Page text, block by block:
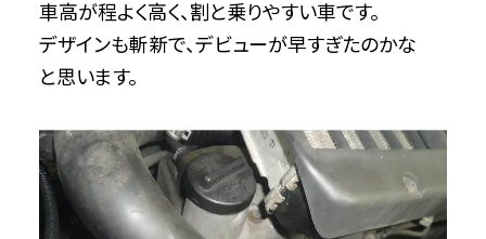
車高が程よく高く、割と乗りやすい車です。
デザインも斬新で、デビューが早すぎたのかな
と思います。